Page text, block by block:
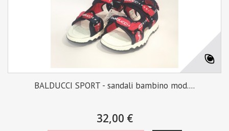
BALDUCCI SPORT - sandali bambino mod....
32,00 €